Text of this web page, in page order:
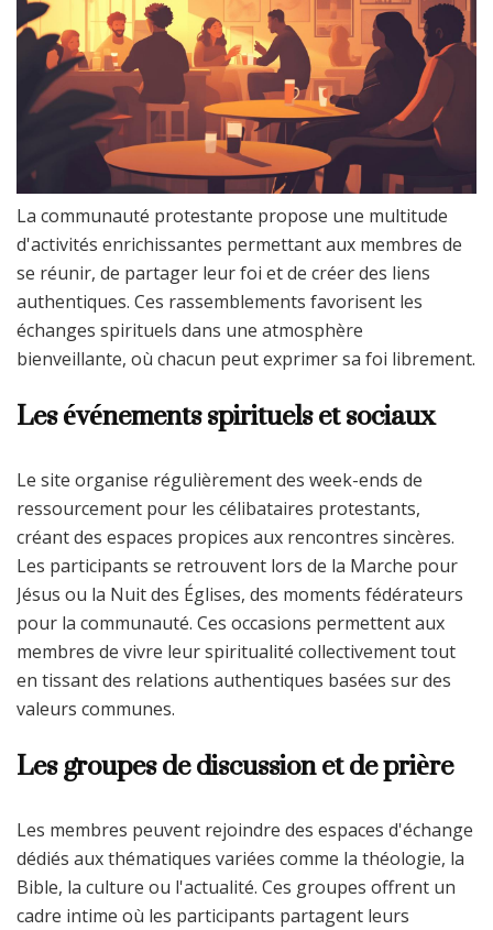
La communauté protestante propose une multitude
d'activités enrichissantes permettant aux membres de
se réunir, de partager leur foi et de créer des liens
authentiques. Ces rassemblements favorisent les
échanges spirituels dans une atmosphère
bienveillante, où chacun peut exprimer sa foi librement.
Les événements spirituels et sociaux
Le site organise régulièrement des week-ends de
ressourcement pour les célibataires protestants,
créant des espaces propices aux rencontres sincères.
Les participants se retrouvent lors de la Marche pour
Jésus ou la Nuit des Églises, des moments fédérateurs
pour la communauté. Ces occasions permettent aux
membres de vivre leur spiritualité collectivement tout
en tissant des relations authentiques basées sur des
valeurs communes.
Les groupes de discussion et de prière
Les membres peuvent rejoindre des espaces d'échange
dédiés aux thématiques variées comme la théologie, la
Bible, la culture ou l'actualité. Ces groupes offrent un
cadre intime où les participants partagent leurs